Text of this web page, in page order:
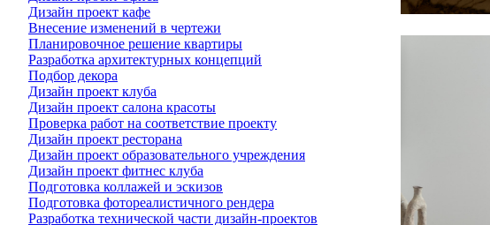
Дизайн проект кафе
Внесение изменений в чертежи
Планировочное решение квартиры
Разработка архитектурных концепций
Подбор декора
Дизайн проект клуба
Дизайн проект салона красоты
Проверка работ на соответствие проекту
Дизайн проект ресторана
Дизайн проект образовательного учреждения
Дизайн проект фитнес клуба
Подготовка коллажей и эскизов
Подготовка фотореалистичного рендера
Разработка технической части дизайн-проектов